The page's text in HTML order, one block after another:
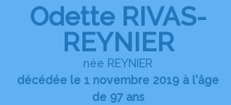
Odette RIVAS-
REYNIER
née REYNIER
décédée le 1 novembre 2019 à l'âge
de 97 ans